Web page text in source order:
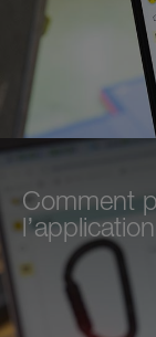
Comment